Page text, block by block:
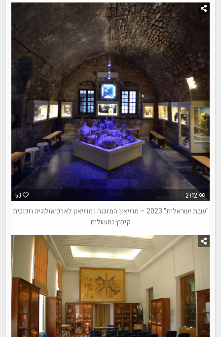
53 2712
"שבת ישראלית" 2023 – מוזיאון המזגגה | מוזיאון לארכיאולוגיה וזכוכית
קיבוץ נחשולים